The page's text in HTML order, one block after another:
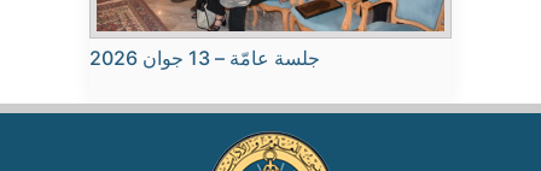
جلسة عامّة – 13 جوان 2026